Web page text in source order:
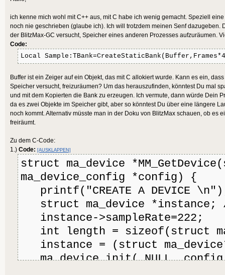
ma_device_config *config) {
printf("CREATE A DEVICE
struct ma_device *instance;
instance->sampleRate=222;
int length = sizeof(struct
instance = (struct
ma_device_init( NULL,
printf("set sample rate= %i
>sampleRate);
return instance;
}
Function MyCallBack_II(a%,
RecordingBuffer:
Local
Sample:TBank=CreateStaticBank
Local z%=Frames
End
Function
ich kenne mich wohl mit C++ aus, mit C habe ich wenig gemacht. Speziell
noch nie geschrieben (glaube ich). Ich will trotzdem meinen Senf dazugeben.
der BlitzMax-GC versucht, Speicher eines anderen Prozesses aufzuräumen.
Code:
Local
Buffer ist ein Zeiger auf ein Objekt, das mit C allokiert wurde. Kann es ein,
Speicher versucht, freizuräumen? Um das herauszufinden, könntest Du mal
und mit dem Kopierten die Bank zu erzeugen. Ich vermute, dann würde Dein
da es zwei Objekte im Speicher gibt, aber so könntest Du über eine längere
noch kommt. Alternativ müsste man in der Doku von BlitzMax schauen, ob es
freiräumt.
Zu dem C-Code:
1.) Code: [AUSKLAPPEN]
struct ma_device
ma_device_config *config) {
printf("CREATE A DEVICE
struct ma_device *instance;
instance->sampleRate=222;
int length = sizeof(struct
instance = (struct
ma_device_init( NULL,